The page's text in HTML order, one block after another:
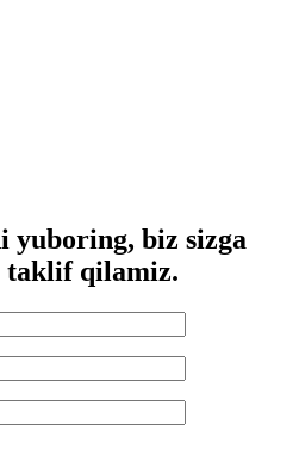
yuboring, biz sizga
taklif qilamiz.